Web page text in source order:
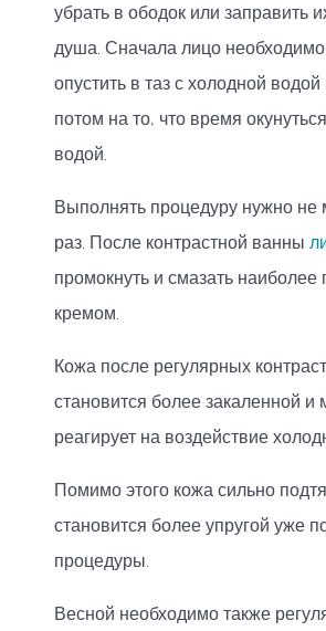
убрать в ободок или заправить
душа. Сначала лицо
опустить в таз с холодной
потом на то, что время
водой.
Выполнять процедуру нужно не
раз. После контрастной ванны
промокнуть и смазать
кремом.
Кожа после регулярных
становится более закаленной
реагирует на воздействие
Помимо этого кожа сильно
становится более упругой уже
процедуры.
Весной необходимо также